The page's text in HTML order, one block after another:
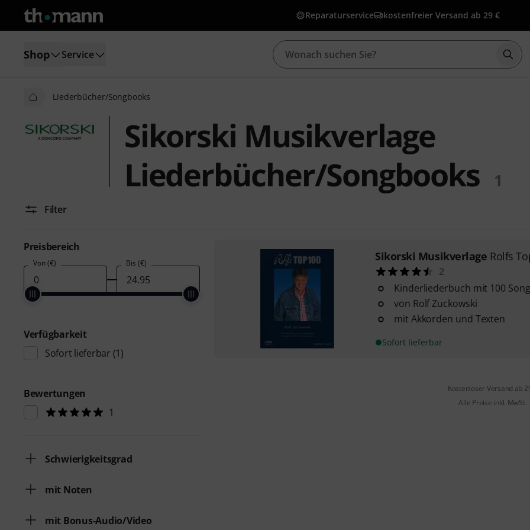
Reparaturservice kostenfreier Versand ab 29 €
Shop Service
Liederbücher/Songbooks
Sikorski Musikverlage
Liederbücher/Songbooks
1
Filter
Preisbereich
Von (€) Bis (€)
Verfügbarkeit
Sofort lieferbar (1)
Bewertungen
1
Schwierigkeitsgrad
mit Noten
mit Bonus-Audio/Video
Sikorski Musikverlage Rolfs
2
Kinderliederbuch mit 100
von Rolf Zuckowski
mit Akkorden und Texten
Sofort lieferbar
Kostenloser Versand ab
Alle Preise inkl. MwSt.